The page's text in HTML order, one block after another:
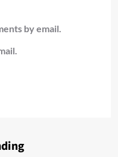
by email.